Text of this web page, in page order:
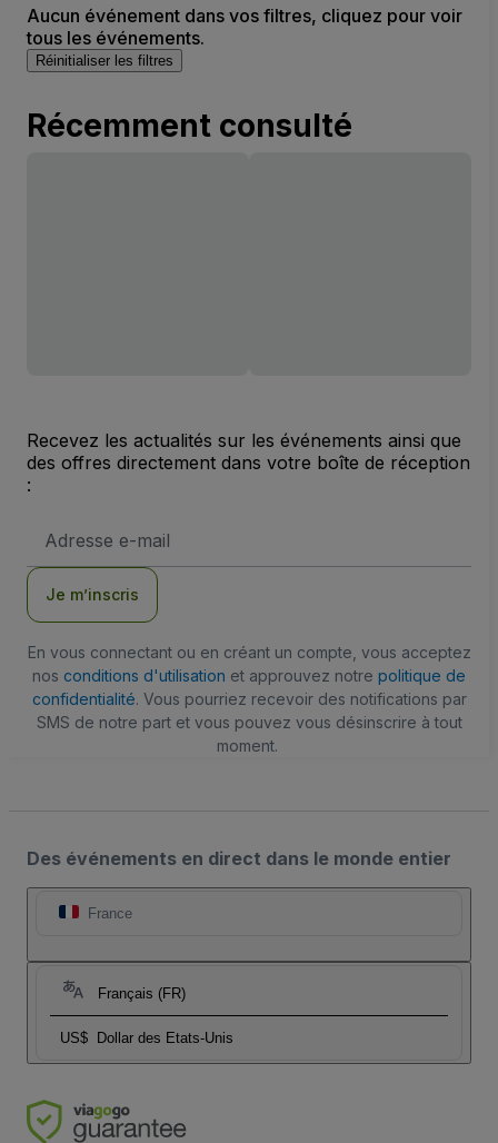
Aucun événement dans vos filtres, cliquez pour voir
tous les événements.
Réinitialiser les filtres
Récemment consulté
Recevez les actualités sur les événements ainsi que
des offres directement dans votre boîte de réception
:
e-
Je m’inscris
En vous connectant ou en créant un compte, vous acceptez
nos conditions d'utilisation et approuvez notre politique de
confidentialité. Vous pourriez recevoir des notifications par
SMS de notre part et vous pouvez vous désinscrire à tout
moment.
Des événements en direct dans le monde entier
France
Français (FR)
US$ Dollar des Etats-Unis